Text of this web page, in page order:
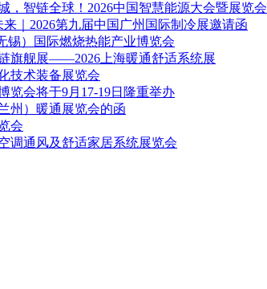
，智链全球！2026中国智慧能源大会暨展览会
｜2026第九届中国广州国际制冷展邀请函
锡）国际燃烧热能产业博览会
旗舰展——2026上海暖通舒适系统展
技术装备展览会
览会将于9月17-19日隆重举办
州）暖通展览会的函
会
调通风及舒适家居系统展览会